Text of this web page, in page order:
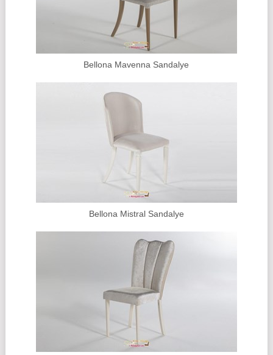
Bellona Mavenna Sandalye
Bellona Mistral Sandalye